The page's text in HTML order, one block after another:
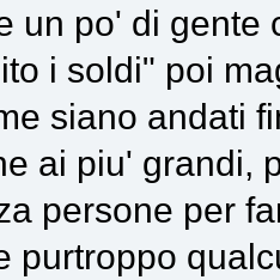
un po' di gente
i soldi" poi
siano andati
ai piu' grandi,
persone per
purtroppo